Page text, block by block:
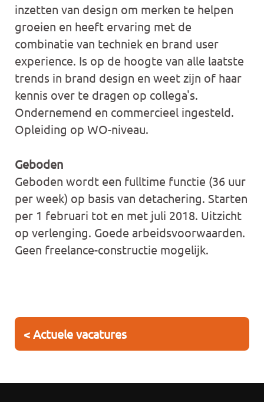
inzetten van design om merken te helpen
groeien en heeft ervaring met de
combinatie van techniek en brand user
experience. Is op de hoogte van alle laatste
trends in brand design en weet zijn of haar
kennis over te dragen op collega's.
Ondernemend en commercieel ingesteld.
Opleiding op WO-niveau.
Geboden
Geboden wordt een fulltime functie (36 uur
per week) op basis van detachering. Starten
per 1 februari tot en met juli 2018. Uitzicht
op verlenging. Goede arbeidsvoorwaarden.
Geen freelance-constructie mogelijk.
< Actuele vacatures